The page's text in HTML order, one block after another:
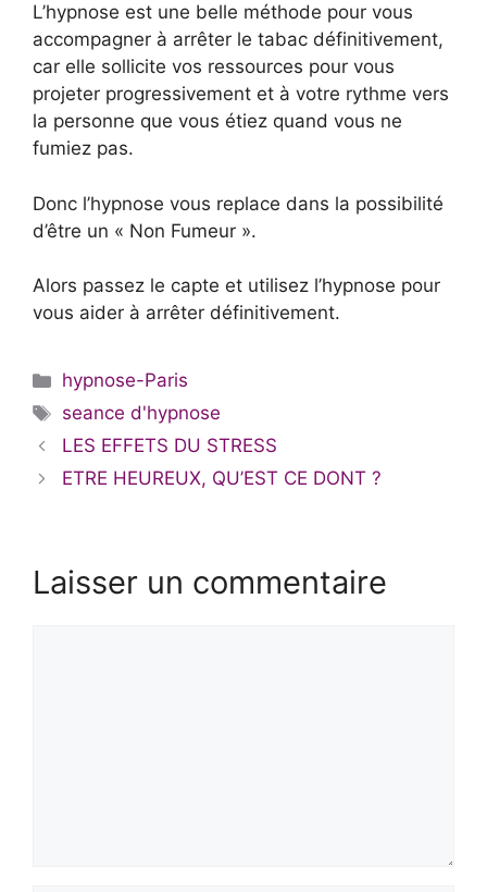
L’hypnose est une belle méthode pour vous
accompagner à arrêter le tabac définitivement,
car elle sollicite vos ressources pour vous
projeter progressivement et à votre rythme vers
la personne que vous étiez quand vous ne
fumiez pas.
Donc l’hypnose vous replace dans la possibilité
d’être un « Non Fumeur ».
Alors passez le capte et utilisez l’hypnose pour
vous aider à arrêter définitivement.
Catégories
hypnose-Paris
Étiquettes
seance d'hypnose
LES EFFETS DU STRESS
ETRE HEUREUX, QU’EST CE DONT ?
Laisser un commentaire